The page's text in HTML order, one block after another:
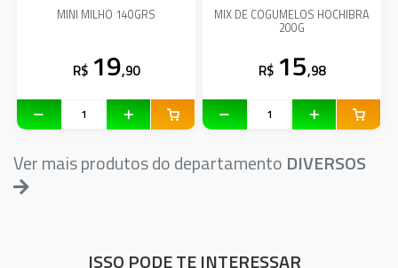
MINI MILHO 140GRS
R$ 19,90
MIX DE COGUMELOS HOCHIBRA
200G
R$ 15,98
Ver mais produtos do departamento DIVERSOS
ISSO PODE TE INTERESSAR